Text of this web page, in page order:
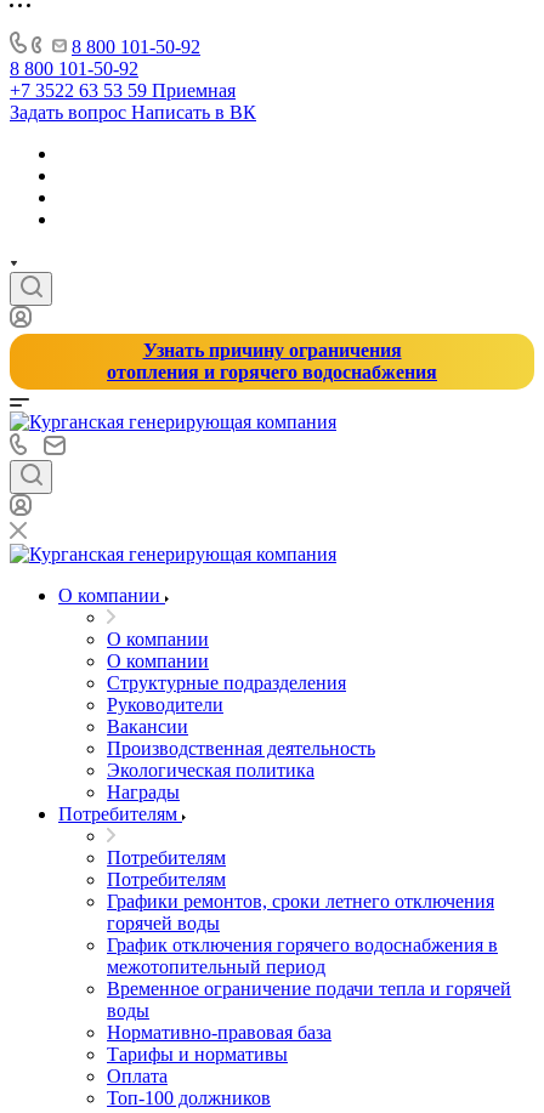
8 800 101-50-92
8 800 101-50-92
+7 3522 63 53 59 Приемная
Задать вопрос Написать в ВК
Узнать причину ограничения
отопления и горячего водоснабжения
О компании
О компании
О компании
Структурные подразделения
Руководители
Вакансии
Производственная деятельность
Экологическая политика
Награды
Потребителям
Потребителям
Потребителям
Графики ремонтов, сроки летнего отключения
горячей воды
График отключения горячего водоснабжения в
межотопительный период
Временное ограничение подачи тепла и горячей
воды
Нормативно-правовая база
Тарифы и нормативы
Оплата
Топ-100 должников